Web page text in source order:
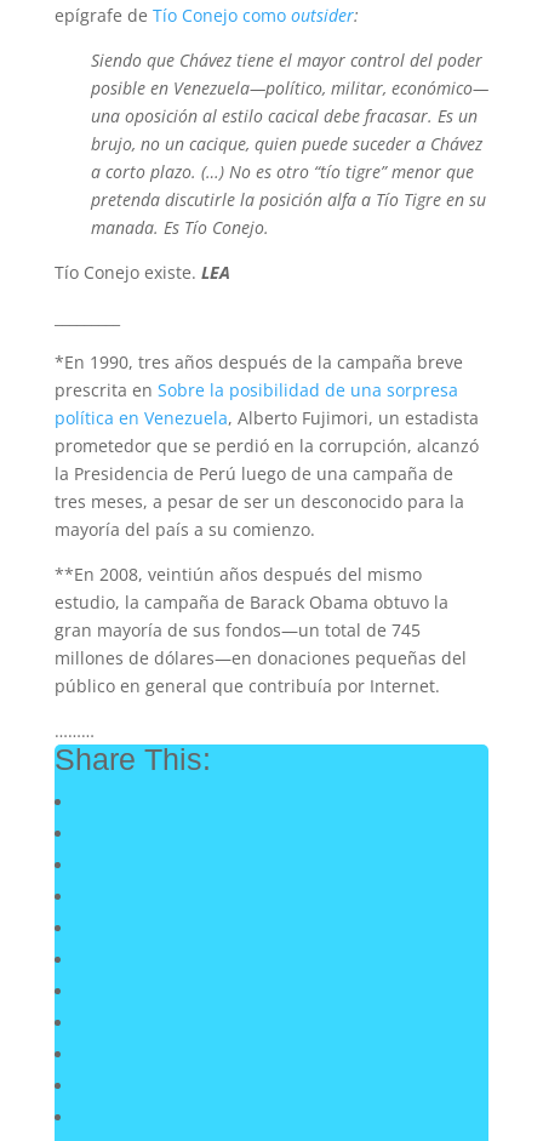
epígrafe de Tío Conejo como outsider:
Siendo que Chávez tiene el mayor control del poder
posible en Venezuela—político, militar, económico—
una oposición al estilo cacical debe fracasar. Es un
brujo, no un cacique, quien puede suceder a Chávez
a corto plazo. (…) No es otro “tío tigre” menor que
pretenda discutirle la posición alfa a Tío Tigre en su
manada. Es Tío Conejo.
Tío Conejo existe. LEA
*En 1990, tres años después de la campaña breve
prescrita en Sobre la posibilidad de una sorpresa
política en Venezuela, Alberto Fujimori, un estadista
prometedor que se perdió en la corrupción, alcanzó
la Presidencia de Perú luego de una campaña de
tres meses, a pesar de ser un desconocido para la
mayoría del país a su comienzo.
**En 2008, veintiún años después del mismo
estudio, la campaña de Barack Obama obtuvo la
gran mayoría de sus fondos—un total de 745
millones de dólares—en donaciones pequeñas del
público en general que contribuía por Internet.
………
Share This: